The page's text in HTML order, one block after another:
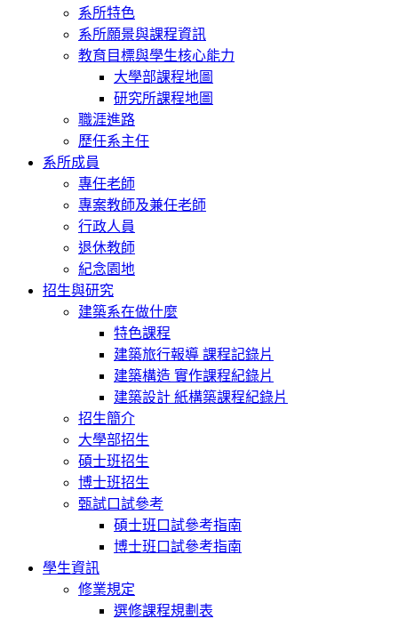
系所特色
系所願景與課程資訊
教育目標與學生核心能力
大學部課程地圖
研究所課程地圖
職涯進路
歷任系主任
系所成員
專任老師
專案教師及兼任老師
行政人員
退休教師
紀念園地
招生與研究
建築系在做什麼
特色課程
建築旅行報導 課程記錄片
建築構造 實作課程紀錄片
建築設計 紙構築課程紀錄片
招生簡介
大學部招生
碩士班招生
博士班招生
甄試口試參考
碩士班口試參考指南
博士班口試參考指南
學生資訊
修業規定
選修課程規劃表